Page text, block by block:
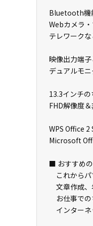
Bluetooth機
Webカメラ・
テレワーク
映像出力端子
デュアルモ
13.3インチの
FHD解像度
WPS Office
Microsoft
■ おすすめ
これからパ
文章作成、
お仕事での
インターネ